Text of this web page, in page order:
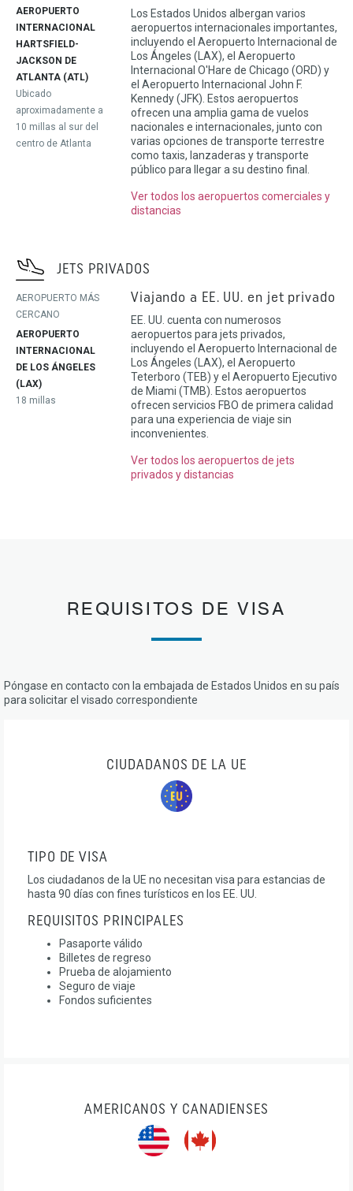
AEROPUERTO
INTERNACIONAL
HARTSFIELD-
JACKSON DE
ATLANTA (ATL)
Ubicado
aproximadamente a
10 millas al sur del
centro de Atlanta
Los Estados Unidos albergan varios
aeropuertos internacionales importantes,
incluyendo el Aeropuerto Internacional de
Los Ángeles (LAX), el Aeropuerto
Internacional O'Hare de Chicago (ORD) y
el Aeropuerto Internacional John F.
Kennedy (JFK). Estos aeropuertos
ofrecen una amplia gama de vuelos
nacionales e internacionales, junto con
varias opciones de transporte terrestre
como taxis, lanzaderas y transporte
público para llegar a su destino final.
Ver todos los aeropuertos comerciales y
distancias
JETS PRIVADOS
AEROPUERTO MÁS
CERCANO
AEROPUERTO
INTERNACIONAL
DE LOS ÁNGELES
(LAX)
18 millas
Viajando a EE. UU. en jet privado
EE. UU. cuenta con numerosos
aeropuertos para jets privados,
incluyendo el Aeropuerto Internacional de
Los Ángeles (LAX), el Aeropuerto
Teterboro (TEB) y el Aeropuerto Ejecutivo
de Miami (TMB). Estos aeropuertos
ofrecen servicios FBO de primera calidad
para una experiencia de viaje sin
inconvenientes.
Ver todos los aeropuertos de jets
privados y distancias
REQUISITOS DE VISA
Póngase en contacto con la embajada de Estados Unidos en su país
para solicitar el visado correspondiente
CIUDADANOS DE LA UE
TIPO DE VISA
Los ciudadanos de la UE no necesitan visa para estancias de
hasta 90 días con fines turísticos en los EE. UU.
REQUISITOS PRINCIPALES
Pasaporte válido
Billetes de regreso
Prueba de alojamiento
Seguro de viaje
Fondos suficientes
AMERICANOS Y CANADIENSES